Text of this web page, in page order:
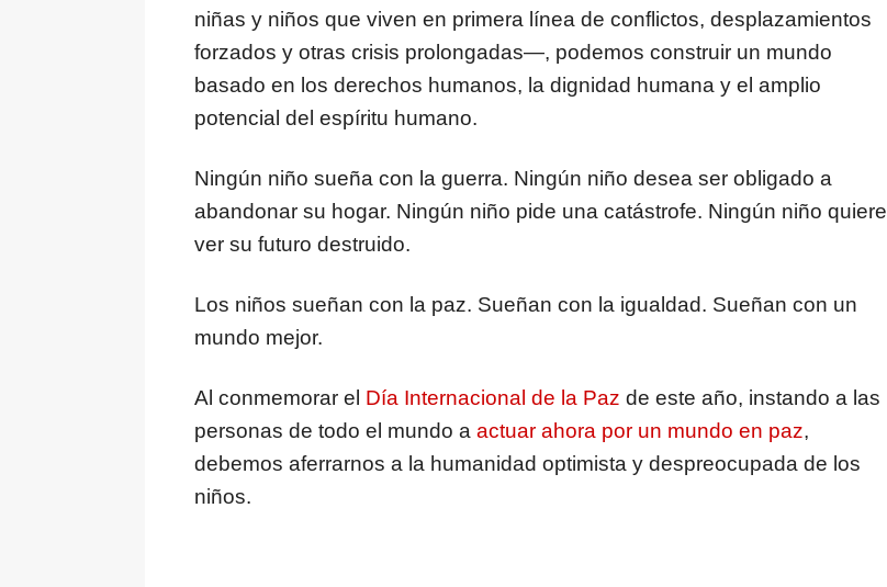
niñas y niños que viven en primera línea de conflictos, desplazamientos
forzados y otras crisis prolongadas—, podemos construir un mundo
basado en los derechos humanos, la dignidad humana y el amplio
potencial del espíritu humano.
Ningún niño sueña con la guerra. Ningún niño desea ser obligado a
abandonar su hogar. Ningún niño pide una catástrofe. Ningún niño quiere
ver su futuro destruido.
Los niños sueñan con la paz. Sueñan con la igualdad. Sueñan con un
mundo mejor.
Al conmemorar el Día Internacional de la Paz de este año, instando a las
personas de todo el mundo a actuar ahora por un mundo en paz,
debemos aferrarnos a la humanidad optimista y despreocupada de los
niños.